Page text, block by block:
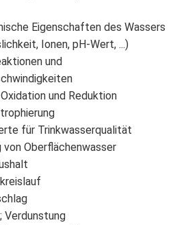
Eigenschaften des Wassers
Ionen, pH-Wert, ...)
und
und Reduktion
für Trinkwasserqualität
von Oberflächenwasser
Verdunstung